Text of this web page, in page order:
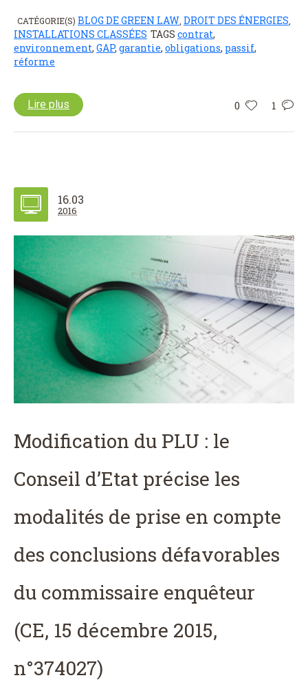
CATÉGORIE(S) BLOG DE GREEN LAW DROIT DES ÉNERGIES
INSTALLATIONS CLASSÉES TAGS contrat,
environnement, GAP, garantie, obligations, passif,
réforme
0 1
Lire plus
16.03
2016
Modification du PLU : le
Conseil d’Etat précise les
modalités de prise en compte
des conclusions défavorables
du commissaire enquêteur
(CE, 15 décembre 2015,
n°374027)